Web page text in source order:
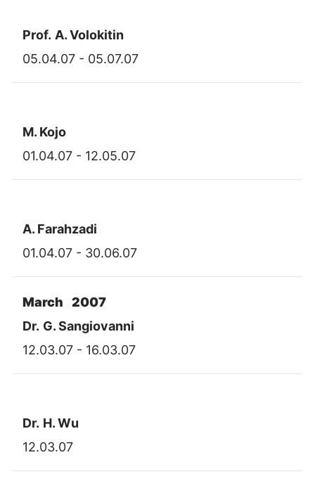
Prof. A. Volokitin
05.04.07 - 05.07.07
M. Kojo
01.04.07 - 12.05.07
A. Farahzadi
01.04.07 - 30.06.07
March 2007
Dr. G. Sangiovanni
12.03.07 - 16.03.07
Dr. H. Wu
12.03.07